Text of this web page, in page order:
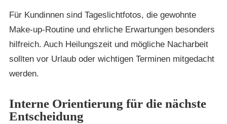
Für Kundinnen sind Tageslichtfotos, die gewohnte
Make-up-Routine und ehrliche Erwartungen besonders
hilfreich. Auch Heilungszeit und mögliche Nacharbeit
sollten vor Urlaub oder wichtigen Terminen mitgedacht
werden.
Interne Orientierung für die nächste
Entscheidung